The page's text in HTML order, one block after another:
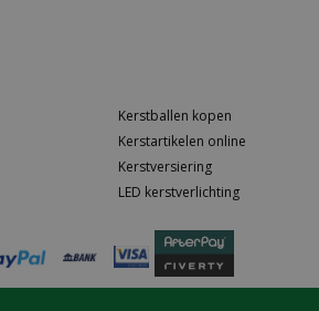
Kerstballen kopen
Kerstartikelen online
Kerstversiering
LED kerstverlichting